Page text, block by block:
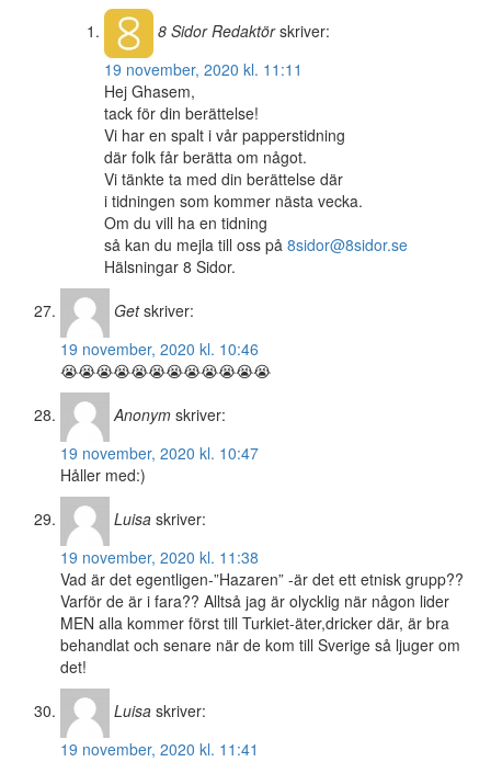
8 SidorRedaktör skriver:
19 november, 2020 kl. 11:11
Hej Ghasem,
tack för din berättelse!
Vi har en spalt i vår papperstidning
där folk får berätta om något.
Vi tänkte ta med din berättelse där
i tidningen som kommer nästa vecka.
Om du vill ha en tidning
så kan du mejla till oss på 8sidor@8sidor.se
Hälsningar 8 Sidor.
Get skriver:
19 november, 2020 kl. 10:46
😭😭😭😭😭😭😭😭😭😭😭😭
Anonym skriver:
19 november, 2020 kl. 10:47
Håller med:)
Luisa skriver:
19 november, 2020 kl. 11:38
Vad är det egentligen-”Hazaren” -är det ett etnisk grupp??
Varför de är i fara?? Alltså jag är olycklig när någon lider
MEN alla kommer först till Turkiet-äter,dricker där, är bra
behandlat och senare när de kom till Sverige så ljuger om
det!
Luisa skriver:
19 november, 2020 kl. 11:41